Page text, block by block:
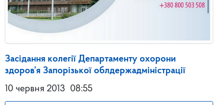
Засідання колегії Департаменту охорони
здоров’я Запорізької облдержадміністрації
10 червня 2013 08:55